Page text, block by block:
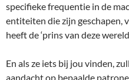
specifieke frequentie in de
entiteiten die zijn geschapen,
heeft de ‘prins van deze
En als ze iets bij jou vinden,
aandacht op bepaalde